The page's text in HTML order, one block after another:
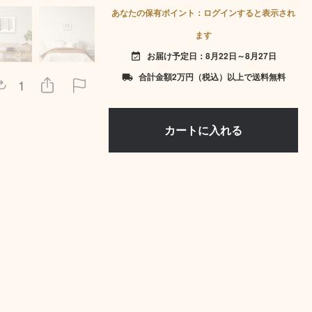
1
あなたの保有ポイント：ログインすると表示され
ます
event_available お届け予定日：8月22日～8月27日
local_shipping 合計金額2万円（税込）以上で送料無料